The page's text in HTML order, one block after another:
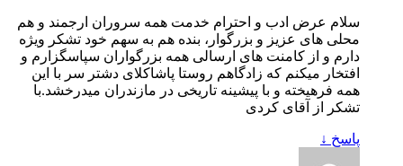
سلام عرض ادب و احترام خدمت همه سروران ارجمند و هم
محلی های عزیز و بزرگوار، بنده هم به سهم خود تشکر ویژه
دارم و از کامنت های ارسالی همه بزرگواران سپاسگزارم و
افتخار میکنم که زادگاهم روستا پاشاکلای دشتر سر با این
همه فرهیخته و با پیشینه تاریخی در مازندران میدرخشد.با
تشکر از آقای کردی
پاسخ ↓